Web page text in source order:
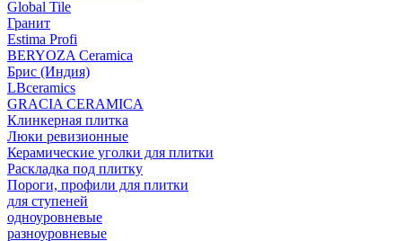
Global Tile
Гранит
Estima Profi
BERYOZA Ceramica
Брис (Индия)
LBceramics
GRACIA CERAMICA
Клинкерная плитка
Люки ревизионные
Керамические уголки для плитки
Раскладка под плитку
Пороги, профили для плитки
для ступеней
одноуровневые
разноуровневые